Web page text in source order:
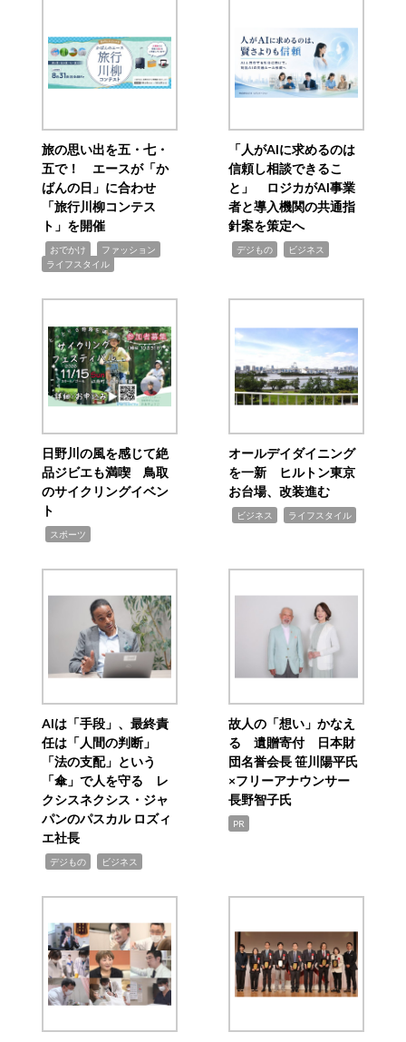
旅の思い出を五・七・
五で！ エースが「か
ばんの日」に合わせ
「旅行川柳コンテス
ト」を開催
おでかけ ファッション
ライフスタイル
「人がAIに求めるのは
信頼し相談できるこ
と」 ロジカがAI事業
者と導入機関の共通指
針案を策定へ
デジもの ビジネス
日野川の風を感じて絶
品ジビエも満喫 鳥取
のサイクリングイベン
ト
スポーツ
オールデイダイニング
を一新 ヒルトン東京
お台場、改装進む
ビジネス ライフスタイル
AIは「手段」、最終責
任は「人間の判断」
「法の支配」という
「傘」で人を守る レ
クシスネクシス・ジャ
パンのパスカル ロズィ
エ社長
デジもの ビジネス
故人の「想い」かなえ
る 遺贈寄付 日本財
団名誉会長 笹川陽平氏
×フリーアナウンサー
長野智子氏
PR